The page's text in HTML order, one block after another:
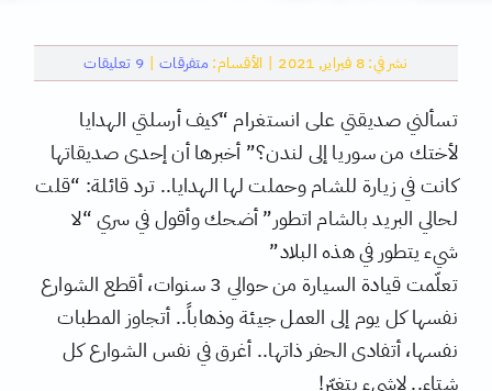
نشر في: 8 فبراير, 2021 | الأقسام: متفرقات | 9 تعليقات
on
عن
البطء
كأسلوب
حياة
تسألني صديقتي على انستغرام “كيف أرسلتي الهدايا
لأختك من سوريا إلى لندن؟” أخبرها أن إحدى صديقاتها
كانت في زيارة للشام وحملت لها الهدايا.. ترد قائلة: “قلت
لحالي البريد بالشام اتطور” أضحك وأقول في سري “لا
شيء يتطور في هذه البلاد”
تعلّمت قيادة السيارة من حوالي 3 سنوات، أقطع الشوارع
نفسها كل يوم إلى العمل جيئة وذهاباً.. أتجاوز المطبات
نفسها، أتفادى الحفر ذاتها.. أغرق في نفس الشوارع كل
شتاء.. لاشيء يتغيّر!